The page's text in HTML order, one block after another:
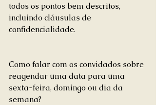
todos os pontos bem descritos,
incluindo cláusulas de
confidencialidade.
Como falar com os convidados sobre
reagendar uma data para uma
sexta-feira, domingo ou dia da
semana?